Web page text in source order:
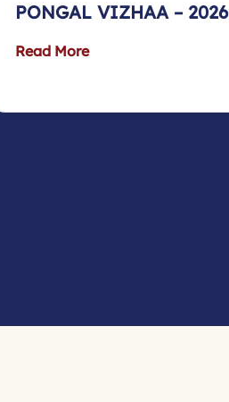
PONGAL VIZHAA – 2026
Read More